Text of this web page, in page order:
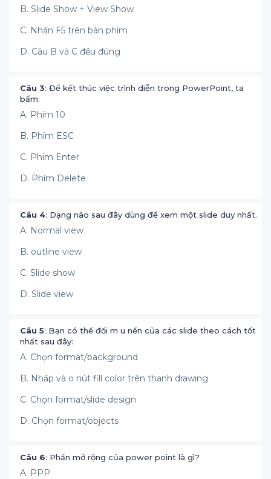
B. Slide Show + View Show
C. Nhấn F5 trên bàn phím
D. Câu B và C đều đúng
Câu 3: Để kết thúc việc trình diễn trong PowerPoint, ta
bấm:
A. Phím 10
B. Phím ESC
C. Phím Enter
D. Phím Delete
Câu 4: Dạng nào sau đây dùng để xem một slide duy nhất.
A. Normal view
B. outline view
C. Slide show
D. Slide view
Câu 5: Bạn có thể đổi m u nền của các slide theo cách tốt
nhất sau đây:
A. Chọn format/background
B. Nhấp và o nút fill color trên thanh drawing
C. Chọn format/slide design
D. Chọn format/objects
Câu 6: Phần mở rộng của power point là gì?
A. PPP